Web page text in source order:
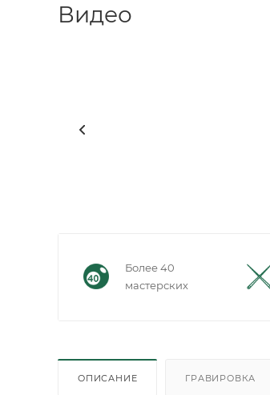
Видео
Более 40
мастерских
ОПИСАНИЕ ГРАВИРОВКА